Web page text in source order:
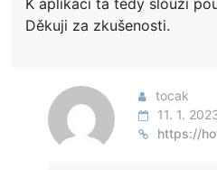
K aplikaci ta tedy slouží
Děkuji za zkušenosti.
tocak
11. 1.
https://